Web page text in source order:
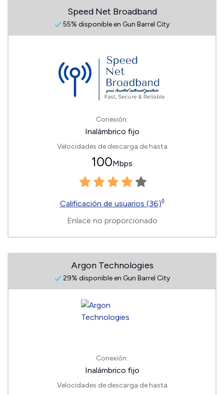
Speed Net Broadband
55% disponible en Gun Barrel City
Conexión:
Inalámbrico fijo
Velocidades de descarga de hasta
100Mbps
Calificación de usuarios (36)◊
Enlace no proporcionado
Argon Technologies
29% disponible en Gun Barrel City
Conexión:
Inalámbrico fijo
Velocidades de descarga de hasta